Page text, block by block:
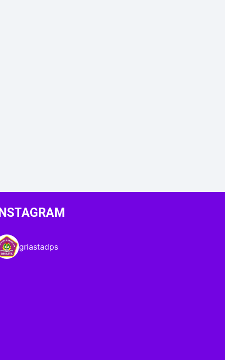
INSTAGRAM
griastadps